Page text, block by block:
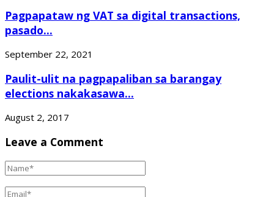
Pagpapataw ng VAT sa digital transactions,
pasado...
September 22, 2021
Paulit-ulit na pagpapaliban sa barangay
elections nakakasawa...
August 2, 2017
Leave a Comment